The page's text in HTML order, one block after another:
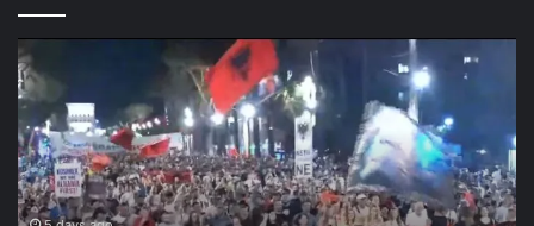
Mbyllen
fjalimet
para
Kryeministrisë/
Nis
marshimi
në